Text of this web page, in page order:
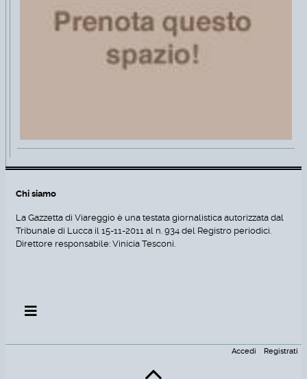
Chi siamo
La Gazzetta di Viareggio è una testata giornalistica autorizzata dal
Tribunale di Lucca il 15-11-2011 al n. 934 del Registro periodici.
Direttore responsabile: Vinicia Tesconi.
Accedi Registrati